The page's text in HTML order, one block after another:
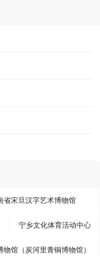
物馆（炭河里青铜博物馆）
宁乡文化体育活动中心
省宋旦汉字艺术博物馆